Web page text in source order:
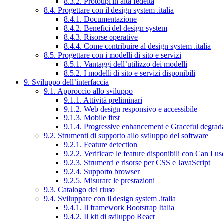
8.4. Progettare con il design system .italia
8.4.1. Documentazione
8.4.2. Benefici del design system
8.4.3. Risorse operative
8.4.4. Come contribuire al design system .italia
8.5. Progettare con i modelli di sito e servizi
8.5.1. Vantaggi dell’utilizzo dei modelli
8.5.2. I modelli di sito e servizi disponibili
9. Sviluppo dell’interfaccia
9.1. Approccio allo sviluppo
9.1.1. Attività preliminari
9.1.2. Web design responsivo e accessibile
9.1.3. Mobile first
9.1.4. Progressive enhancement e Graceful
9.2. Strumenti di supporto allo sviluppo del software
9.2.1. Feature detection
9.2.2. Verificare le feature disponibili con Can I
9.2.3. Strumenti e risorse per CSS e JavaScript
9.2.4. Supporto browser
9.2.5. Misurare le prestazioni
9.3. Catalogo del riuso
9.4. Sviluppare con il design system .italia
9.4.1. Il framework Bootstrap Italia
9.4.2. Il kit di sviluppo React